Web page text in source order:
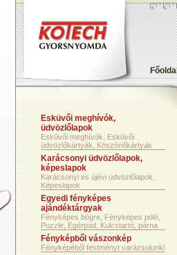
Főoldal
Esküvői meghívók,
üdvözlőlapok
Esküvői meghívók, Esküvői
üdvözlőkártyák, Köszönőkártyák
Karácsonyi üdvözlőlapok,
képeslapok
Karácsonyi és újévi üdvözlőlapok,
Képeslapok
Egyedi fényképes
ajándéktárgyak
Fényképes bögre, Fényképes póló,
Puzzle, Egérpad, Kulcstartó, párna
Fényképből vászonkép
Fényképéből festményt varázsolunk!